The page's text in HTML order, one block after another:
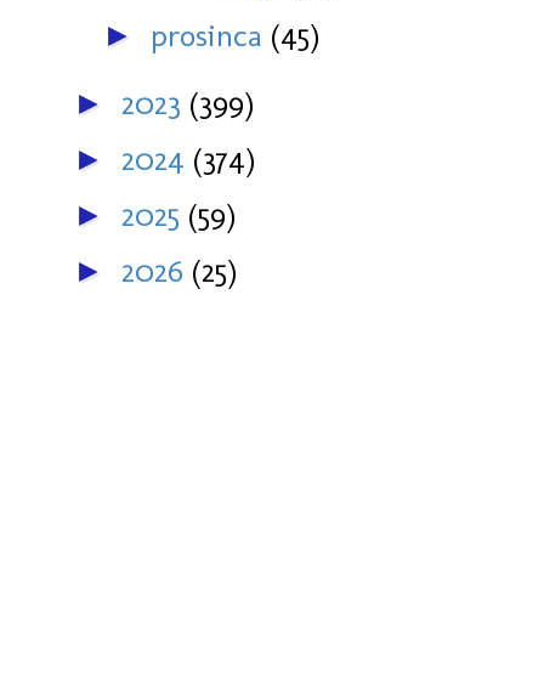
► prosinca (45)
► 2023 (399)
► 2024 (374)
► 2025 (59)
► 2026 (25)